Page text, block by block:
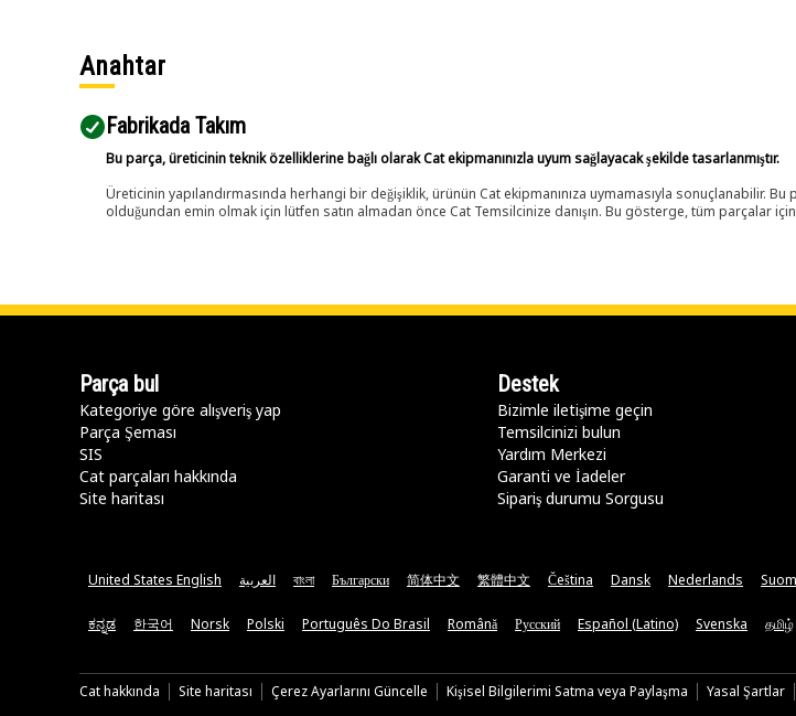
Anahtar
Fabrikada Takım
Bu parça, üreticinin teknik özelliklerine bağlı olarak Cat ekipmanınızla uyum sağlayacak şekilde tasarlanmıştır.
Üreticinin yapılandırmasında herhangi bir değişiklik, ürünün Cat ekipmanınıza uymamasıyla sonuçlanabilir. Bu
olduğundan emin olmak için lütfen satın almadan önce Cat Temsilcinize danışın. Bu gösterge, tüm parçalar
Parça bul
Kategoriye göre alışveriş yap
Parça Şeması
SIS
Cat parçaları hakkında
Site haritası
Destek
Bizimle iletişime geçin
Temsilcinizi bulun
Yardım Merkezi
Garanti ve İadeler
Sipariş durumu Sorgusu
United States English العربية বাংলা Български 简体中文 繁體中文 Čeština Dansk Nederlands
ಕನ್ನಡ 한국어 Norsk Polski Português Do Brasil Română Русский Español (Latino) Svenska தமிழ்
Cat hakkında Site haritası Çerez Ayarlarını Güncelle Kişisel Bilgilerimi Satma veya Paylaşma Yasal Şartlar